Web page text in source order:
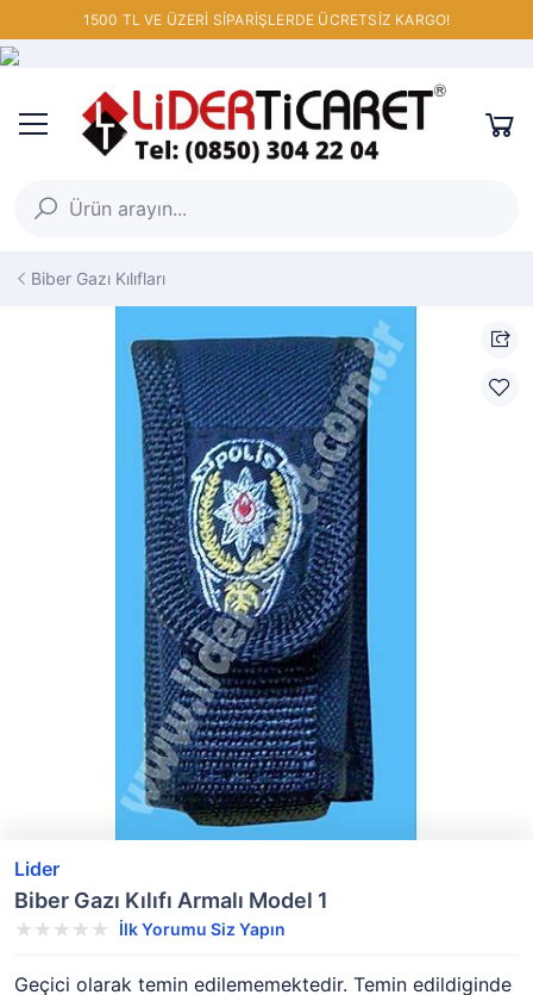
1500 TL VE ÜZERİ SİPARİŞLERDE ÜCRETSİZ KARGO!
Biber Gazı Kılıfları
Lider
Biber Gazı Kılıfı Armalı Model 1
İlk Yorumu Siz Yapın
Geçici olarak temin edilememektedir. Temin edildiginde